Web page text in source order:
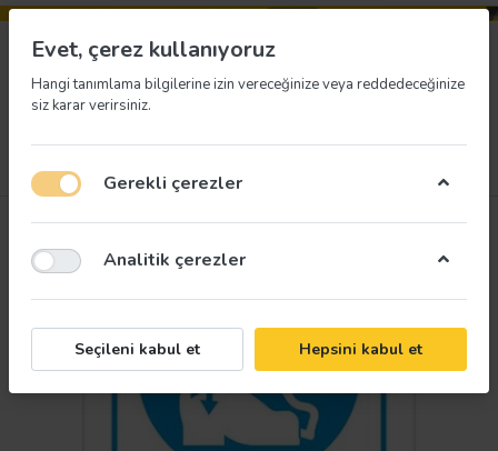
Evet, çerez kullanıyoruz
Hangi tanımlama bilgilerine izin vereceğinize veya reddedeceğinize
siz karar verirsiniz.
Gerekli çerezler
Analitik çerezler
Seçileni kabul et Hepsini kabul et